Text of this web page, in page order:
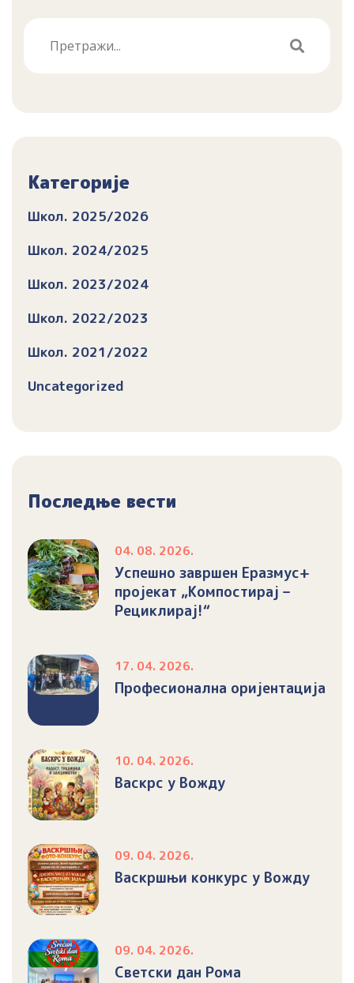
Категорије
Школ. 2025/2026
Школ. 2024/2025
Школ. 2023/2024
Школ. 2022/2023
Школ. 2021/2022
Uncategorized
Последње вести
04. 08. 2026.
Успешно завршен Еразмус+
пројекат „Компостирај –
Рециклирај!“
17. 04. 2026.
Професионална оријентација
10. 04. 2026.
Васкрс у Вожду
09. 04. 2026.
Васкршњи конкурс у Вожду
09. 04. 2026.
Светски дан Рома